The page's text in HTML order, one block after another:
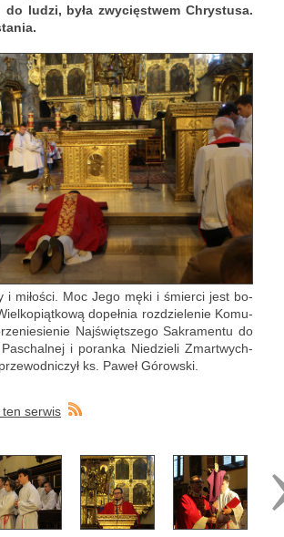
ludzi, była zwy­cię­stwem Chry­stu­sa.
mi­ło­ści. Moc Jego męki i śmier­ci jest bo­
do­peł­nia roz­dzie­le­nie Ko­mu­
Naj­święt­sze­go Sa­kra­men­tu do
i po­ran­ka Nie­dzie­li Zmar­twych­
ks. Paweł Gó­row­ski.
ser­wis